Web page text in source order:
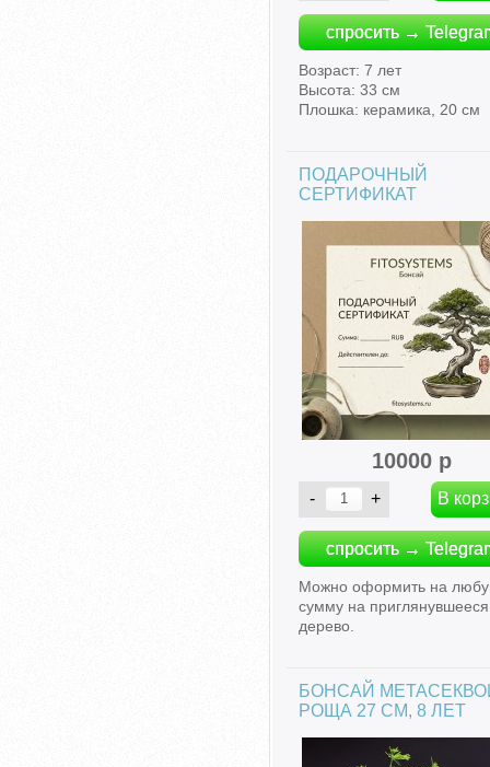
спросить →
Возраст: 7 лет
Высота: 33 см
Плошка: керамика, 20 см
ПОДАРОЧНЫЙ
СЕРТИФИКАТ
10000 р
спросить →
Можно оформить на
сумму на приглянувшееся
дерево.
БОНСАЙ
РОЩА 27 СМ, 8 ЛЕТ